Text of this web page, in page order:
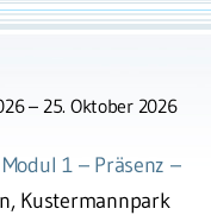
25. Oktober 2026
1 – Präsenz –
Kustermannpark